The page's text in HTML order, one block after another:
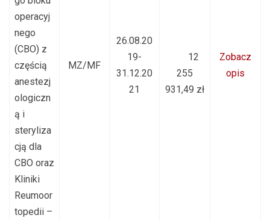
operacyj
nego
(CBO) z
częścią
anestezj
ologiczn
ą i
steryliza
cją dla
CBO oraz
Kliniki
Reumoor
topedii –
MZ/MF
26.08.20
19-
31.12.20
21
12
255
931,49 zł
Zobacz
opis